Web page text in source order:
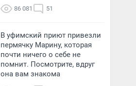
86 081 51
В уфимский приют привезли
пермячку Марину, которая
почти ничего о себе не
помнит. Посмотрите, вдруг
она вам знакома